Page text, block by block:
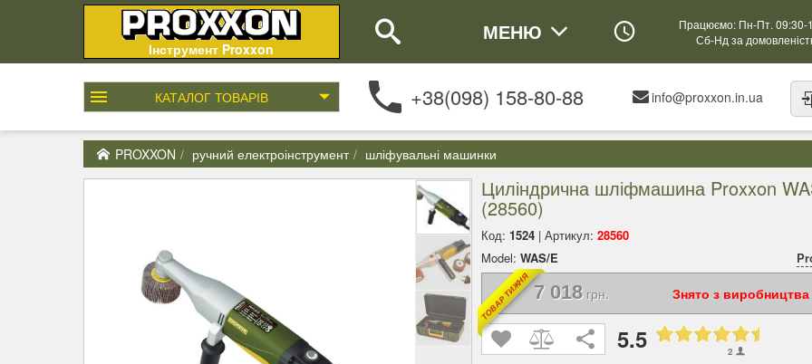
Інструмент Proxxon
МЕНЮ
Працюємо: Пн-Пт. 09:30-
Сб-Нд за
КАТАЛОГ ТОВАРІВ +38(098) 158-80-88 info@proxxon.in.ua
PROXXON ручний електроінструмент шліфувальні машинки
Циліндрична шліфмашина Proxxon
(28560)
Код: 1524| Артикул: 28560
Model: WAS/E
ТОВАР ТИЖНЯ7 018грн. Знято з виробництва
5.5 2